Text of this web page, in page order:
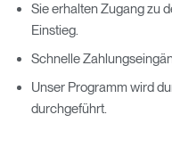
Sie erhalten Zugang zu
Einstieg.
Schnelle
Unser Programm wird
durchgeführt.